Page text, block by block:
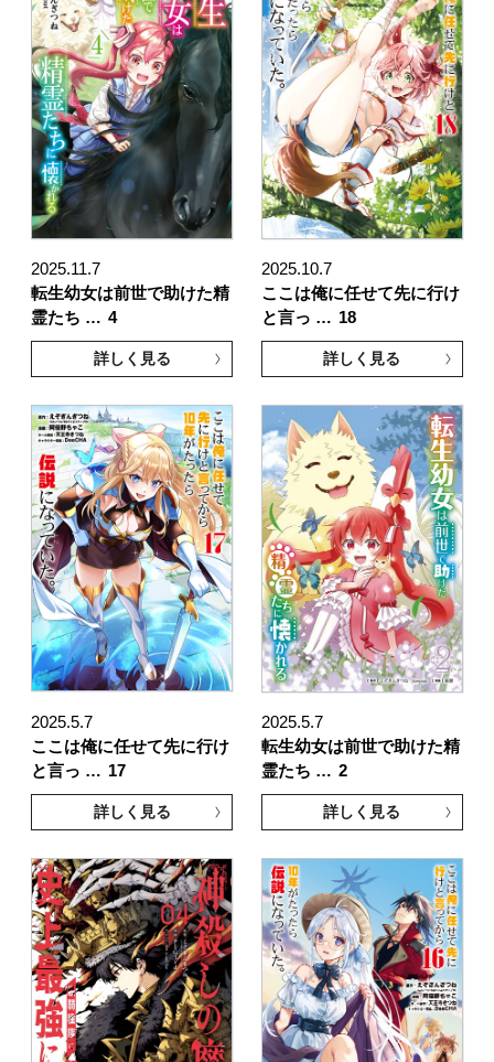
2025.11.7
転生幼女は前世で助けた精
霊たち … 4
詳しく見る
2025.10.7
ここは俺に任せて先に行け
と言っ … 18
詳しく見る
2025.5.7
ここは俺に任せて先に行け
と言っ … 17
詳しく見る
2025.5.7
転生幼女は前世で助けた精
霊たち … 2
詳しく見る